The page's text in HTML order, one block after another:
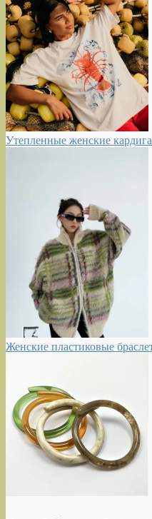
Утепленные женские
Женские пластиковые